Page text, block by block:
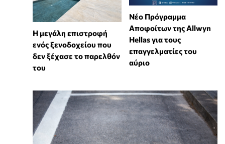
Η μεγάλη επιστροφή
ενός ξενοδοχείου που
δεν ξέχασε το παρελθόν
του
Νέο Πρόγραμμα
Αποφοίτων της Allwyn
Hellas για τους
επαγγελματίες του
αύριο